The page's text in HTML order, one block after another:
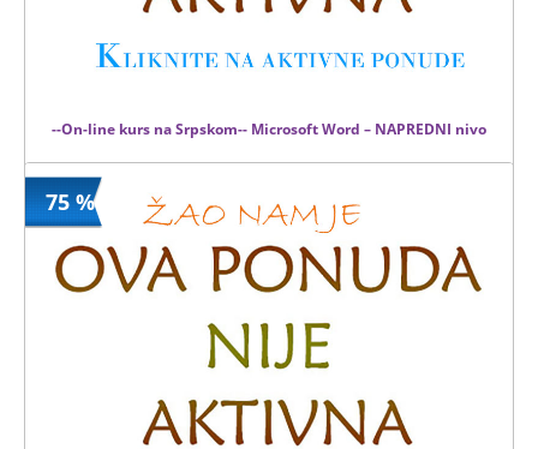
--On-line kurs na Srpskom-- Microsoft Word – NAPREDNI nivo
Kupljeno
1999 din
75 %